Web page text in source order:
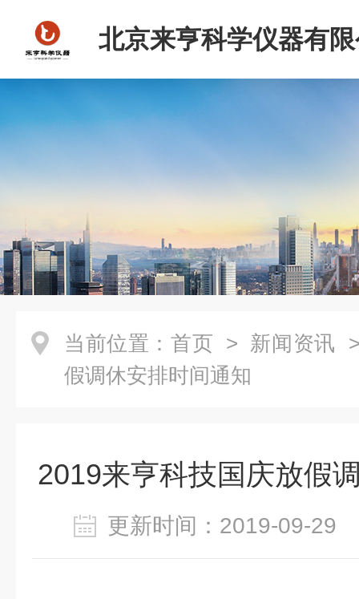
北京来亨科学仪器有
当前位置： 首页 > 新闻资讯
假调休安排时间通知
2019来亨科技国庆放假
更新时间：2019-09-